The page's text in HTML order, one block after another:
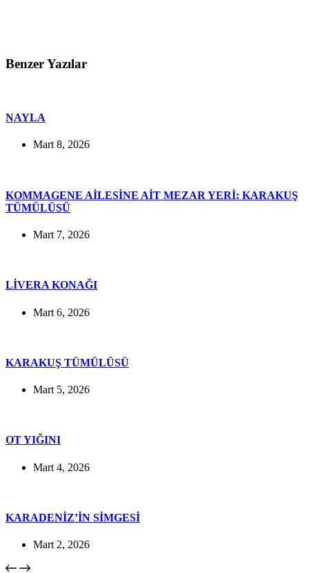
Benzer Yazılar
NAYLA
Mart 8, 2026
KOMMAGENE AİLESİNE AİT MEZAR YERİ: KARAKUŞ
TÜMÜLÜSÜ
Mart 7, 2026
LİVERA KONAĞI
Mart 6, 2026
KARAKUŞ TÜMÜLÜSÜ
Mart 5, 2026
OT YIĞINI
Mart 4, 2026
KARADENİZ’İN SİMGESİ
Mart 2, 2026